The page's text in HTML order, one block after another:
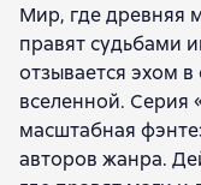
Алена
Maryana Surikova
Евгения Сафонова
Анна Бруша Daria
Ника Ёрш Анна
Ольга
Мир, где древняя
правят судьбами
отзывается эхом
вселенной. Серия
масштабная
авторов жанра.